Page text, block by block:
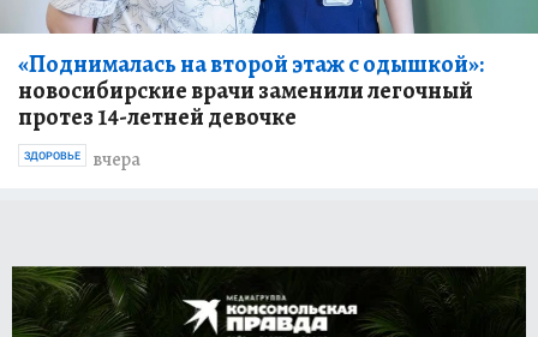
«Поднималась на второй этаж с одышкой»:
новосибирские врачи заменили легочный
протез 14-летней девочке
вчера
ЗДОРОВЬЕ